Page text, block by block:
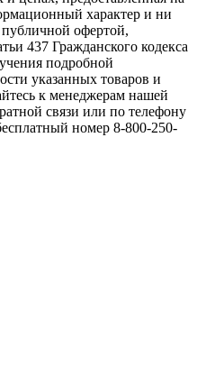
характер и ни
публичной офертой,
437 Гражданского кодекса
подробной
указанных товаров и
к менеджерам нашей
связи или по телефону
номер 8-800-250-